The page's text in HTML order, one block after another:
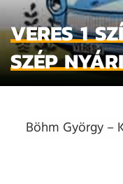
VERES 1
SZÉP
Böhm György –